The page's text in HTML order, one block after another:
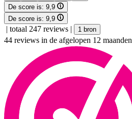
De score is: 9,9
De score is: 9,9
| totaal 247 reviews | 1 bron
44 reviews in de afgelopen 12 maanden